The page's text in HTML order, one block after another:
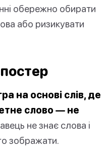
обережно обирати
або ризикувати
на основі слів, де
слово — не
не знає слова і
зображати.